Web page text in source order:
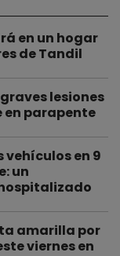
en un hogar
de Tandil
lesiones
en parapente
vehículos en 9
un
amarilla por
viernes en